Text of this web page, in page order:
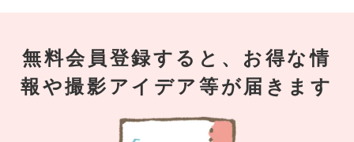
無料会員登録すると、お得な情
報や撮影アイデア等が届きます